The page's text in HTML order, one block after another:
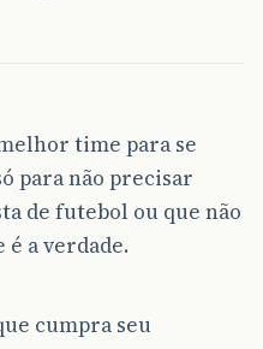
time para se
para não precisar
de futebol ou que não
é a verdade.
cumpra seu